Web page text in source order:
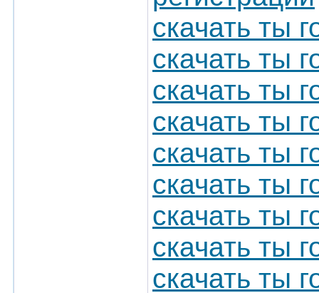
скачать ты
скачать ты
скачать ты
скачать ты
скачать ты
скачать ты
скачать ты
скачать ты
скачать ты